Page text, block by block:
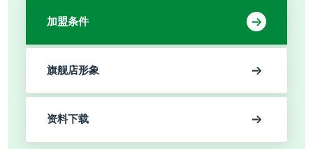
加盟条件
旗舰店形象
资料下载